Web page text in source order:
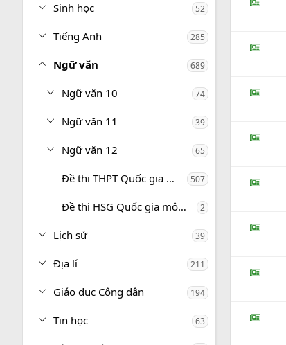
Sinh học 52
Tiếng Anh 285
Ngữ văn 689
Ngữ văn 10 74
Ngữ văn 11 39
Ngữ văn 12 65
Đề thi THPT Quốc gia môn Ngữ văn 507
Đề thi HSG Quốc gia môn Ngữ văn 2
Lịch sử 39
Địa lí 211
Giáo dục Công dân 194
Tin học 63